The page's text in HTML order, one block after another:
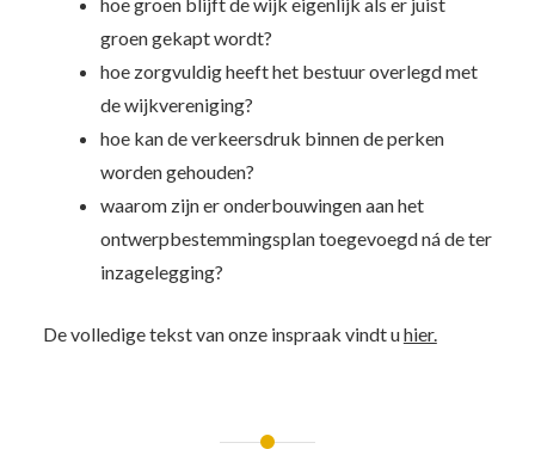
groen gekapt wordt?
hoe zorgvuldig heeft het bestuur overlegd met
de wijkvereniging?
hoe kan de verkeersdruk binnen de perken
worden gehouden?
waarom zijn er onderbouwingen aan het
ontwerpbestemmingsplan toegevoegd ná de ter
inzagelegging?
De volledige tekst van onze inspraak vindt uhier.